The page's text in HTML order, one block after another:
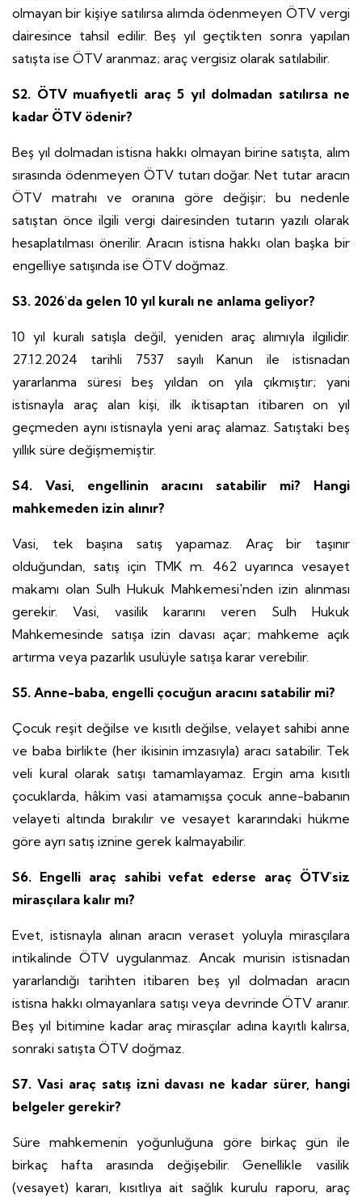
olmayan bir kişiye satılırsa alımda ödenmeyen ÖTV vergi
dairesince tahsil edilir. Beş yıl geçtikten sonra yapılan
satışta ise ÖTV aranmaz; araç vergisiz olarak satılabilir.
S2. ÖTV muafiyetli araç 5 yıl dolmadan satılırsa ne
kadar ÖTV ödenir?
Beş yıl dolmadan istisna hakkı olmayan birine satışta, alım
sırasında ödenmeyen ÖTV tutarı doğar. Net tutar aracın
ÖTV matrahı ve oranına göre değişir; bu nedenle
satıştan önce ilgili vergi dairesinden tutarın yazılı olarak
hesaplatılması önerilir. Aracın istisna hakkı olan başka bir
engelliye satışında ise ÖTV doğmaz.
S3. 2026'da gelen 10 yıl kuralı ne anlama geliyor?
10 yıl kuralı satışla değil, yeniden araç alımıyla ilgilidir.
27.12.2024 tarihli 7537 sayılı Kanun ile istisnadan
yararlanma süresi beş yıldan on yıla çıkmıştır; yani
istisnayla araç alan kişi, ilk iktisaptan itibaren on yıl
geçmeden aynı istisnayla yeni araç alamaz. Satıştaki beş
yıllık süre değişmemiştir.
S4. Vasi, engellinin aracını satabilir mi? Hangi
mahkemeden izin alınır?
Vasi, tek başına satış yapamaz. Araç bir taşınır
olduğundan, satış için TMK m. 462 uyarınca vesayet
makamı olan Sulh Hukuk Mahkemesi'nden izin alınması
gerekir. Vasi, vasilik kararını veren Sulh Hukuk
Mahkemesinde satışa izin davası açar; mahkeme açık
artırma veya pazarlık usulüyle satışa karar verebilir.
S5. Anne-baba, engelli çocuğun aracını satabilir mi?
Çocuk reşit değilse ve kısıtlı değilse, velayet sahibi anne
ve baba birlikte (her ikisinin imzasıyla) aracı satabilir. Tek
veli kural olarak satışı tamamlayamaz. Ergin ama kısıtlı
çocuklarda, hâkim vasi atamamışsa çocuk anne-babanın
velayeti altında bırakılır ve vesayet kararındaki hükme
göre ayrı satış iznine gerek kalmayabilir.
S6. Engelli araç sahibi vefat ederse araç ÖTV'siz
mirasçılara kalır mı?
Evet, istisnayla alınan aracın veraset yoluyla mirasçılara
intikalinde ÖTV uygulanmaz. Ancak murisin istisnadan
yararlandığı tarihten itibaren beş yıl dolmadan aracın
istisna hakkı olmayanlara satışı veya devrinde ÖTV aranır.
Beş yıl bitimine kadar araç mirasçılar adına kayıtlı kalırsa,
sonraki satışta ÖTV doğmaz.
S7. Vasi araç satış izni davası ne kadar sürer, hangi
belgeler gerekir?
Süre mahkemenin yoğunluğuna göre birkaç gün ile
birkaç hafta arasında değişebilir. Genellikle vasilik
(vesayet) kararı, kısıtlıya ait sağlık kurulu raporu, araç